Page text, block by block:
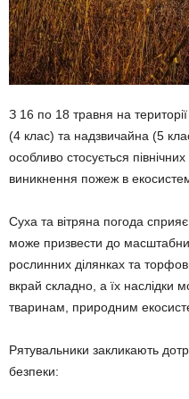
З 16 по 18 травня на території
(4 клас) та надзвичайна (5
особливо стосується
виникнення пожеж в
Суха та вітряна погода
може призвести до
рослинних ділянках та
вкрай складно, а їх наслідки
тваринам, природним
Рятувальники закликають
безпеки: